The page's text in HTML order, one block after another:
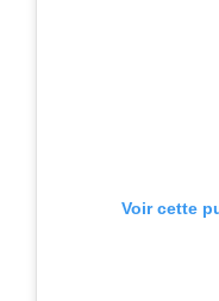
Voir cette